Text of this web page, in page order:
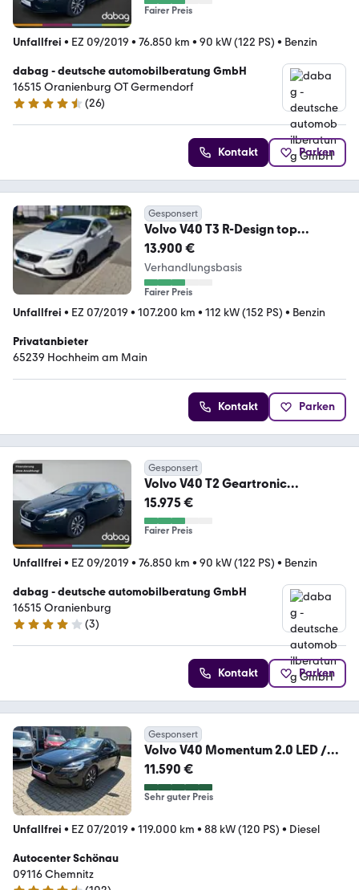
Fairer Preis
Unfallfrei • EZ 09/2019 • 76.850 km • 90 kW (122 PS) • Benzin
dabag - deutsche automobilberatung GmbH
16515 Oranienburg OT Germendorf
4.5 Sterne
(26)
Kontakt Parken
Gesponsert
Volvo V40 T3 R-Design top
gepflegt HU + AU NEU
13.900 €
Verhandlungsbasis
Fairer Preis
Unfallfrei • EZ 07/2019 • 107.200 km • 112 kW (152 PS) • Benzin
Privatanbieter
65239 Hochheim am Main
Kontakt Parken
Gesponsert
Volvo V40 T2 Geartronic
Momentum
15.975 €
Fairer Preis
Unfallfrei • EZ 09/2019 • 76.850 km • 90 kW (122 PS) • Benzin
dabag - deutsche automobilberatung GmbH
16515 Oranienburg
4 Sterne
(3)
Kontakt Parken
Gesponsert
Volvo V40 Momentum 2.0 LED /
Kamera / Navi / AHK
11.590 €
Sehr guter Preis
Unfallfrei • EZ 07/2019 • 119.000 km • 88 kW (120 PS) • Diesel
Autocenter Schönau
09116 Chemnitz